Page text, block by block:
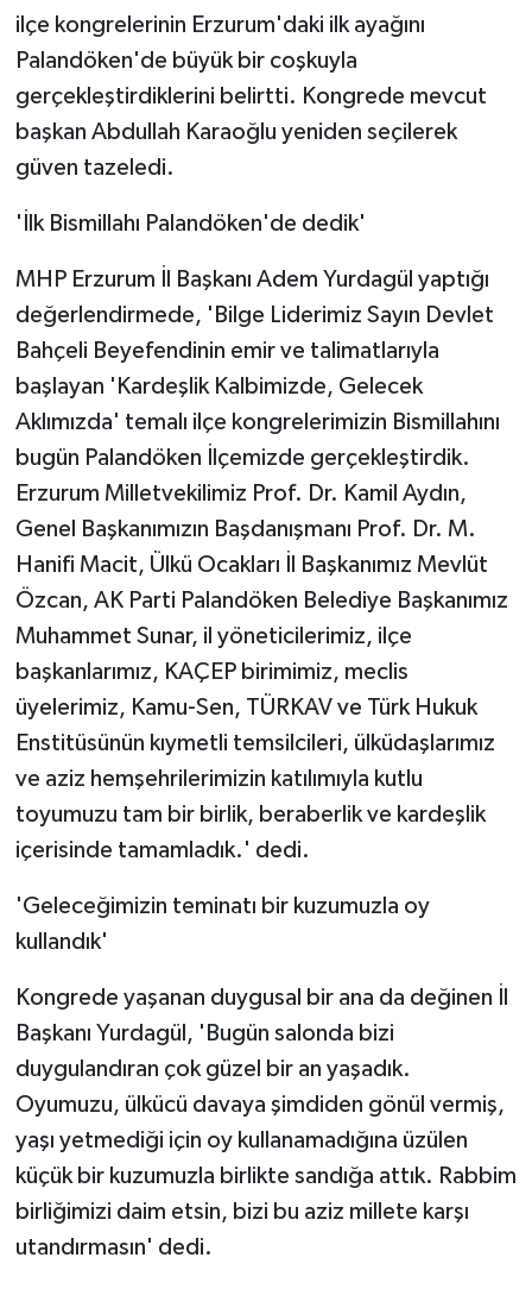
ilçe kongrelerinin Erzurum'daki ilk ayağını
Palandöken'de büyük bir coşkuyla
gerçekleştirdiklerini belirtti. Kongrede mevcut
başkan Abdullah Karaoğlu yeniden seçilerek
güven tazeledi.
'İlk Bismillahı Palandöken'de dedik'
MHP Erzurum İl Başkanı Adem Yurdagül yaptığı
değerlendirmede, 'Bilge Liderimiz Sayın Devlet
Bahçeli Beyefendinin emir ve talimatlarıyla
başlayan 'Kardeşlik Kalbimizde, Gelecek
Aklımızda' temalı ilçe kongrelerimizin Bismillahını
bugün Palandöken İlçemizde gerçekleştirdik.
Erzurum Milletvekilimiz Prof. Dr. Kamil Aydın,
Genel Başkanımızın Başdanışmanı Prof. Dr. M.
Hanifi Macit, Ülkü Ocakları İl Başkanımız Mevlüt
Özcan, AK Parti Palandöken Belediye Başkanımız
Muhammet Sunar, il yöneticilerimiz, ilçe
başkanlarımız, KAÇEP birimimiz, meclis
üyelerimiz, Kamu-Sen, TÜRKAV ve Türk Hukuk
Enstitüsünün kıymetli temsilcileri, ülküdaşlarımız
ve aziz hemşehrilerimizin katılımıyla kutlu
toyumuzu tam bir birlik, beraberlik ve kardeşlik
içerisinde tamamladık.' dedi.
'Geleceğimizin teminatı bir kuzumuzla oy
kullandık'
Kongrede yaşanan duygusal bir ana da değinen İl
Başkanı Yurdagül, 'Bugün salonda bizi
duygulandıran çok güzel bir an yaşadık.
Oyumuzu, ülkücü davaya şimdiden gönül vermiş,
yaşı yetmediği için oy kullanamadığına üzülen
küçük bir kuzumuzla birlikte sandığa attık. Rabbim
birliğimizi daim etsin, bizi bu aziz millete karşı
utandırmasın' dedi.